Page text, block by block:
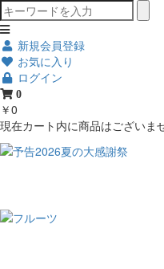
新規会員登録
お気に入り
ログイン
0
￥0
現在カート内に商品はございま